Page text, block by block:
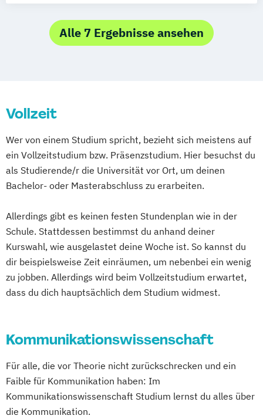
Professional Media Creation
Professional Performance (Studienrichtung
Instrumental)
Medienkulturanalyse
Medienkulturanalyse / Analyse des
Gesellschaft
Alle 7 Ergebnisse ansehen
Vollzeit
Wer von einem Studium spricht, bezieht sich meistens auf
ein Vollzeitstudium bzw. Präsenzstudium. Hier besuchst du
als Studierende/r die Universität vor Ort, um deinen
Bachelor- oder Masterabschluss zu erarbeiten.
Allerdings gibt es keinen festen Stundenplan wie in der
Schule. Stattdessen bestimmst du anhand deiner
Kurswahl, wie ausgelastet deine Woche ist. So kannst du
dir beispielsweise Zeit einräumen, um nebenbei ein wenig
zu jobben. Allerdings wird beim Vollzeitstudium erwartet,
dass du dich hauptsächlich dem Studium widmest.
Kommunikationswissenschaft
Für alle, die vor Theorie nicht zurückschrecken und ein
Faible für Kommunikation haben: Im
Kommunikationswissenschaft Studium lernst du alles über
die Kommunikation.